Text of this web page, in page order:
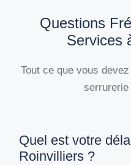
Questions
Services
Tout ce que vous
Quel est votre
Roinvilliers ?